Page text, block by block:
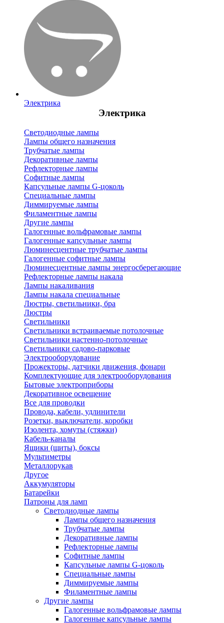
Электрика
Электрика
Светодиодные лампы
Лампы общего назначения
Трубчатые лампы
Декоративные лампы
Рефлекторные лампы
Софитные лампы
Капсульные лампы G-цоколь
Специальные лампы
Диммируемые лампы
Филаментные лампы
Другие лампы
Галогенные вольфрамовые лампы
Галогенные капсульные лампы
Люминесцентные трубчатые лампы
Галогенные софитные лампы
Люминесцентные лампы энергосберегающие
Рефлекторные лампы накала
Лампы накаливания
Лампы накала специальные
Люстры, светильники, бра
Люстры
Светильники
Светильники встраиваемые потолочные
Светильники настенно-потолочные
Светильники садово-парковые
Электрооборудование
Прожекторы, датчики движения, фонари
Комплектующие для электрооборудования
Бытовые электроприборы
Декоративное освещение
Все для проводки
Провода, кабели, удлинители
Розетки, выключатели, коробки
Изолента, хомуты (стяжки)
Кабель-каналы
Ящики (щиты), боксы
Мультиметры
Металлорукав
Другое
Аккумуляторы
Батарейки
Патроны для ламп
Светодиодные лампы
Лампы общего назначения
Трубчатые лампы
Декоративные лампы
Рефлекторные лампы
Софитные лампы
Капсульные лампы G-цоколь
Специальные лампы
Диммируемые лампы
Филаментные лампы
Другие лампы
Галогенные вольфрамовые лампы
Галогенные капсульные лампы